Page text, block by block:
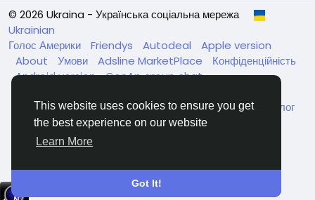
This website uses cookies to ensure you get
the best experience on our website
Learn More
Got It!
© 2026 Ukraina - Українська соціальна мережа
Ukrainian
Голос Америки
Friendys Autodeal
Apple version
About
Умови Adsline MarketPlace
Конфіденційність
Android version GenAp group chat
Нагодуйте голодних та безпритульних в Україні
Каталог